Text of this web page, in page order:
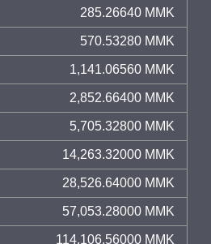
285.26640 MMK
570.53280 MMK
1,141.06560 MMK
2,852.66400 MMK
5,705.32800 MMK
14,263.32000 MMK
28,526.64000 MMK
57,053.28000 MMK
114,106.56000 MMK